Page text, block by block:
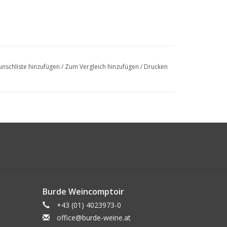
hinzufügen / Zum Vergleich hinzufügen / Drucken
Burde Weincomptoir
+43 (01) 4023973-0
office@burde-weine.at